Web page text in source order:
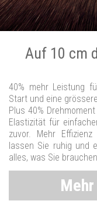
Auf 10 cm
40% mehr Leistung
Start und eine
Plus 40%
Elastizität für
zuvor. Mehr
lassen Sie ruhig und
alles, was Sie brauchen.